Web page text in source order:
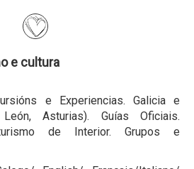
e cultura
e Experiencias. Galicia e
Asturias). Guías Oficiais.
de Interior. Grupos e